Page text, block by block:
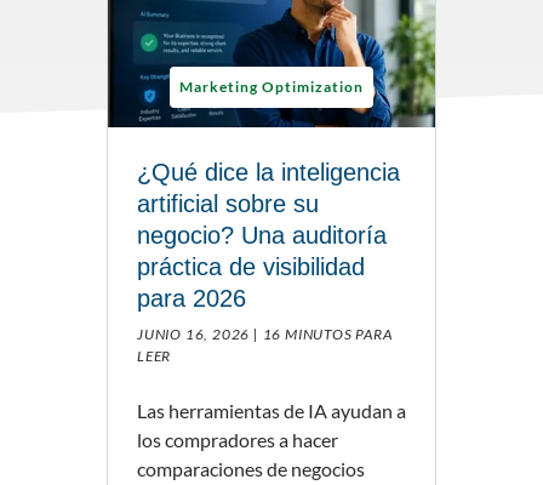
Marketing Optimization
¿Qué dice la inteligencia
artificial sobre su
negocio? Una auditoría
práctica de visibilidad
para 2026
JUNIO 16, 2026 | 16 MINUTOS PARA
LEER
Las herramientas de IA ayudan a
los compradores a hacer
comparaciones de negocios